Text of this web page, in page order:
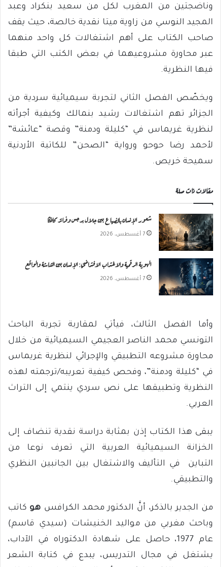
وناضجتين من المغرب لكل من سعيد بنكراد وعبد
المجيد النوسي من زاوية ميتا نقدية خالصة، حيث يقف
صاحب الكتاب على أهم اشتغالات كل واحد منهما
عبر محاورة مشروعيهما في بعض الكتب التي طبقا
فيها النظرية.
ويخصّص الفصل الثاني لتجربة سيميائية سردية من
الجزائر تهم اشتغالات رشيد بنمالك وكيفية أجرأته
لنظرية غريماس في “كليلة ودمنة” وقصة “عائشة”
لأحمد رضا حوحو ورواية “الصحن” للكاتبة الأردنية
سميحة خريص.
مقالات ذات صلة
شعور الإنسان بالضياع بين جلال برجس وفرانز كافكا
7 أغسطس، 2026
الهوية الرقمية والاغتراب الافتراضي: الإنسان بين الشاشة والواقع
7 أغسطس، 2026
وأما الفصل الثالث، فيأتي لمقاربة تجربة الباحث
التونسي محمد الناصر العجيمي السيميائية من خلال
محاورة مشروعه التطبيقي والإجرائي لنظرية غريماس
في “كليلة ودمنة”، وفحص كيفية تعريبه/ترجمته لهذه
النظرية وتطبيقها على نص سردي ينتمي إلى التراث
العربي.
يبقى هذا الكتاب إذن بمثابة دراسة نقدية تنضاف إلى
الخزانة السيميائية العربية التي تعرف نوعا من
التباين في التأليف والاشتغال بين الجانبين النظري
والتطبيقي.
من الجدير بالذكر، أنَّ الدكتور محمد الكرافس هو كاتب
وباحث مغربي من مواليد الخنيشات (سيدي قاسم)
عام 1977، حاصل على شهادة الدكتوراه في الآداب،
يشتغل في مجال التدريس، يبدع في كتابة الشعر